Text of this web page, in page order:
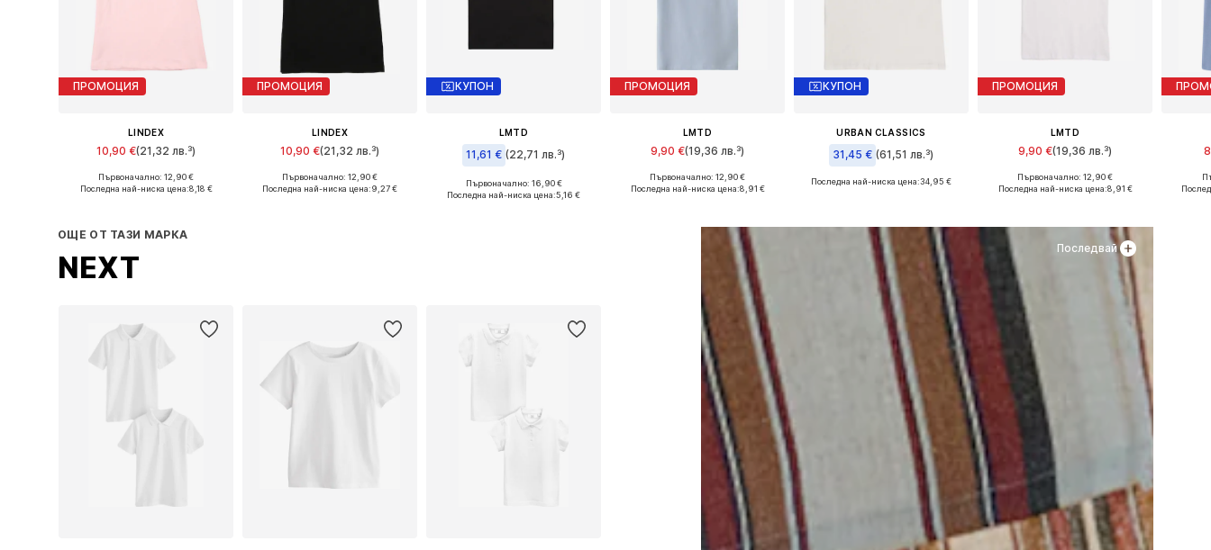
ПРОМОЦИЯ
LINDEX
10,90 €(21,32 лв.³)
Предлага се в много размери
Първоначално: 12,90 €
Последна най-ниска цена:8,18 €
ПРОМОЦИЯ
LINDEX
10,90 €(21,32 лв.³)
Първоначално: 12,90 €
Последна най-ниска цена:9,27 €
КУПОН
LMTD
11,61 € (22,71 лв.³)
Предлага се в много размери
Първоначално: 16,90 €
Последна най-ниска цена:5,16 €
ПРОМОЦИЯ
LMTD
9,90 €(19,36 лв.³)
Предлага се в много размери
Първоначално: 12,90 €
Последна най-ниска цена:8,91 €
КУПОН
URBAN CLASSICS
31,45 € (61,51 лв.³)
Последна най-ниска цена:34,95 €
ПРОМОЦИЯ
LMTD
9,90 €(19,36 лв.³)
Предлага се в много размери
Първоначално: 12,90 €
Последна най-ниска цена:8,91 €
Последвай
ОЩЕ ОТ ТАЗИ МАРКА
NEXT